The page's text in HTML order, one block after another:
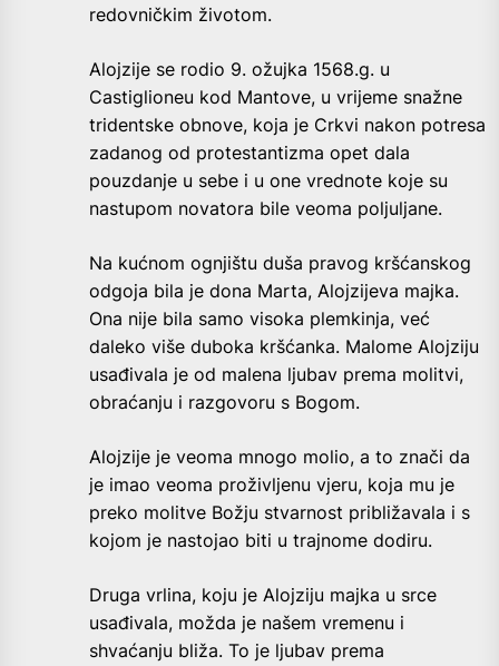
redovničkim životom.
Alojzije se rodio 9. ožujka 1568.g. u
Castiglioneu kod Mantove, u vrijeme snažne
tridentske obnove, koja je Crkvi nakon potresa
zadanog od protestantizma opet dala
pouzdanje u sebe i u one vrednote koje su
nastupom novatora bile veoma poljuljane.
Na kućnom ognjištu duša pravog kršćanskog
odgoja bila je dona Marta, Alojzijeva majka.
Ona nije bila samo visoka plemkinja, već
daleko više duboka kršćanka. Malome Alojziju
usađivala je od malena ljubav prema molitvi,
obraćanju i razgovoru s Bogom.
Alojzije je veoma mnogo molio, a to znači da
je imao veoma proživljenu vjeru, koja mu je
preko molitve Božju stvarnost približavala i s
kojom je nastojao biti u trajnome dodiru.
Druga vrlina, koju je Alojziju majka u srce
usađivala, možda je našem vremenu i
shvaćanju bliža. To je ljubav prema